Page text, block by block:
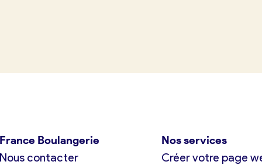
France Boulangerie
contacter
Nos services
Créer votre page